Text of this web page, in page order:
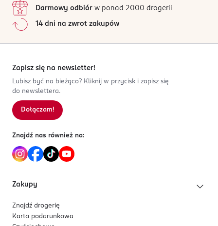
Darmowy odbiór w ponad 2000 drogerii
14 dni na zwrot zakupów
Zapisz się na newsletter!
Lubisz być na bieżąco? Kliknij w przycisk i zapisz się
do newslettera.
Dołączam!
Znajdź nas również na:
Zakupy
Znajdź drogerię
Karta podarunkowa